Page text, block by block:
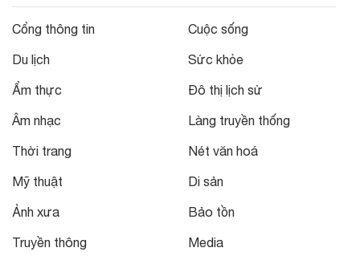
Cổng thông tin
Du lịch
Ẩm thực
Âm nhạc
Thời trang
Mỹ thuật
Ảnh xưa
Truyền thông
Cuộc sống
Sức khỏe
Đô thị lịch sử
Làng truyền thống
Nét văn hoá
Di sản
Bảo tồn
Media